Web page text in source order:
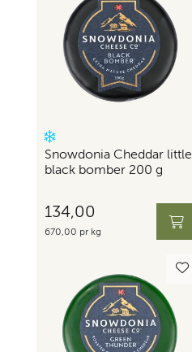
Snowdonia Cheddar little
black bomber 200 g
134,00
670,00 pr kg